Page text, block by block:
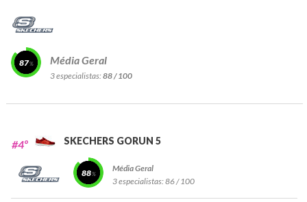
87 Média Geral
3 especialistas:88 / 100
#4º SKECHERS GORUN 5
88
Média Geral
3 especialistas:86 / 100